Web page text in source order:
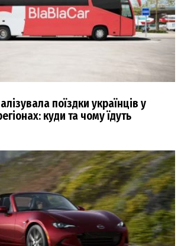
поїздки українців у
куди та чому їдуть